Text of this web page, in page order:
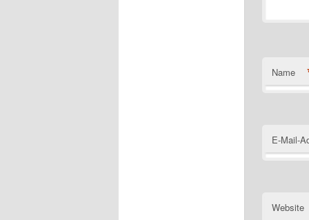
Name
E-Mail-
Website